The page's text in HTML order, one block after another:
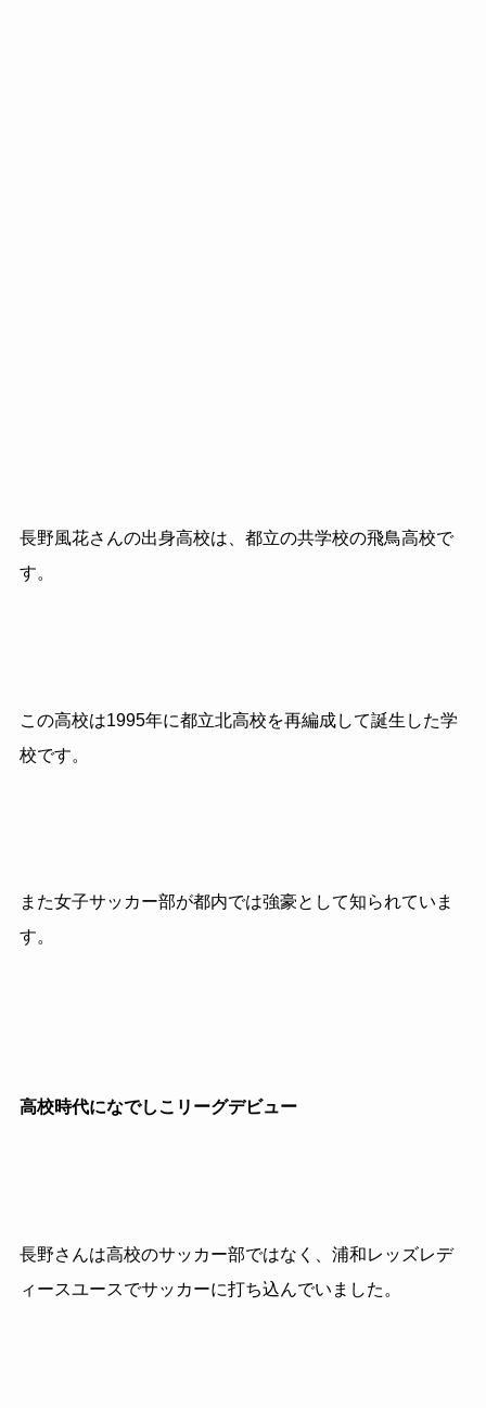
長野風花さんの出身高校は、都立の共学校の飛鳥高校で
す。
この高校は1995年に都立北高校を再編成して誕生した学
校です。
また女子サッカー部が都内では強豪として知られていま
す。
高校時代になでしこリーグデビュー
長野さんは高校のサッカー部ではなく、浦和レッズレデ
ィースユースでサッカーに打ち込んでいました。